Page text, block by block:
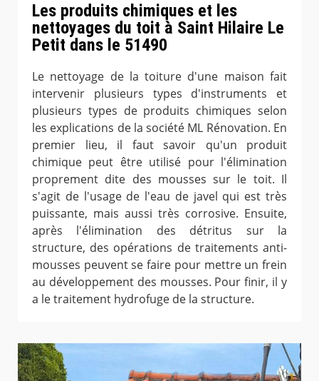
Les produits chimiques et les
nettoyages du toit à Saint Hilaire Le
Petit dans le 51490
Le nettoyage de la toiture d'une maison fait
intervenir plusieurs types d'instruments et
plusieurs types de produits chimiques selon
les explications de la société ML Rénovation. En
premier lieu, il faut savoir qu'un produit
chimique peut être utilisé pour l'élimination
proprement dite des mousses sur le toit. Il
s'agit de l'usage de l'eau de javel qui est très
puissante, mais aussi très corrosive. Ensuite,
après l'élimination des détritus sur la
structure, des opérations de traitements anti-
mousses peuvent se faire pour mettre un frein
au développement des mousses. Pour finir, il y
a le traitement hydrofuge de la structure.